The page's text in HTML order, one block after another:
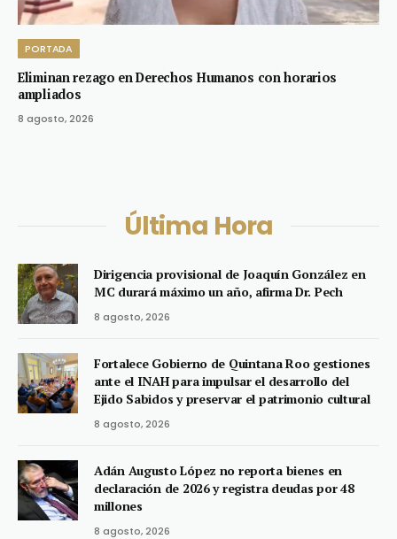
PORTADA
Eliminan rezago en Derechos Humanos con horarios
ampliados
8 agosto, 2026
Última Hora
Dirigencia provisional de Joaquín González en
MC durará máximo un año, afirma Dr. Pech
8 agosto, 2026
Fortalece Gobierno de Quintana Roo gestiones
ante el INAH para impulsar el desarrollo del
Ejido Sabidos y preservar el patrimonio cultural
8 agosto, 2026
Adán Augusto López no reporta bienes en
declaración de 2026 y registra deudas por 48
millones
8 agosto, 2026